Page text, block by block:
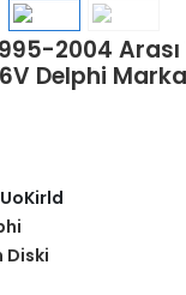
2004 Arası
Delphi
Diski